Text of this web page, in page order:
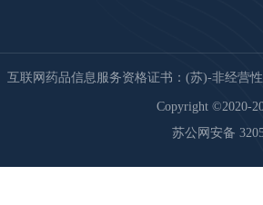
互联网药品信息服务资格证书：(苏)-非经营性
Copyright ©2020-
苏公网安备